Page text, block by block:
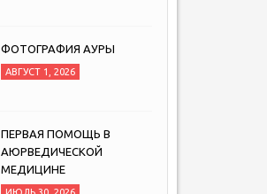
ФОТОГРАФИЯ АУРЫ
АВГУСТ 1, 2026
ПЕРВАЯ ПОМОЩЬ В
АЮРВЕДИЧЕСКОЙ
МЕДИЦИНЕ